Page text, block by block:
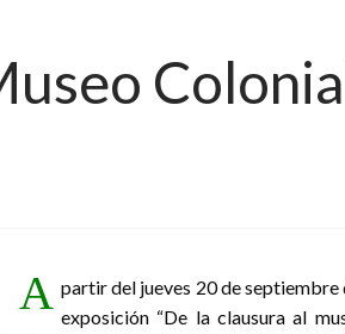
A partir del jueves 20 de septiembre
exposición “De la clausura al